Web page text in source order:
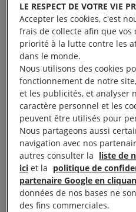
Vernissage de l’exposition
Histoire de famille,mercredi
Didier Vandon,
ans des familles de
Centre d’accueil de
CADAs ! L’histoire de ces
LE RESPECT DE VOTRE VIE
Accepter les cookies, c'est
frais de collecte afin que
priorité à la lutte contre les
dans le monde.
Nous utilisons des cookies
fonctionnement de notre
et les publicités, et analyser
caractère personnel et les
peuvent être utilisés pour
Nous partageons aussi
navigation avec nos
autres consulter la liste de
ici et la politique de
partenaire Google en
données de nos bases ne
des fins commerciales.